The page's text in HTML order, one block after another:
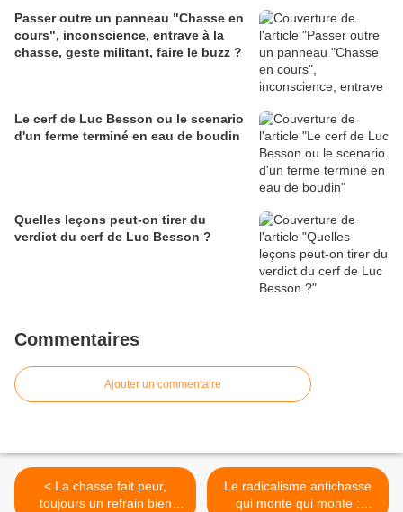
Passer outre un panneau "Chasse en
cours", inconscience, entrave à la
chasse, geste militant, faire le buzz ?
Le cerf de Luc Besson ou le scenario
d'un ferme terminé en eau de boudin
Quelles leçons peut-on tirer du
verdict du cerf de Luc Besson ?
Commentaires
Ajouter un commentaire
< La chasse fait peur,
toujours un refrain bien
Le radicalisme antichasse
qui monte qui monte :